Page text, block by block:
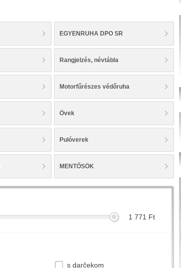
EGYENRUHA DPO SR
Rangjelzés, névtábla
Motorfűrészes védőruha
Övek
Pulóverek
MENTŐSÖK
1 771 Ft
s darčekom